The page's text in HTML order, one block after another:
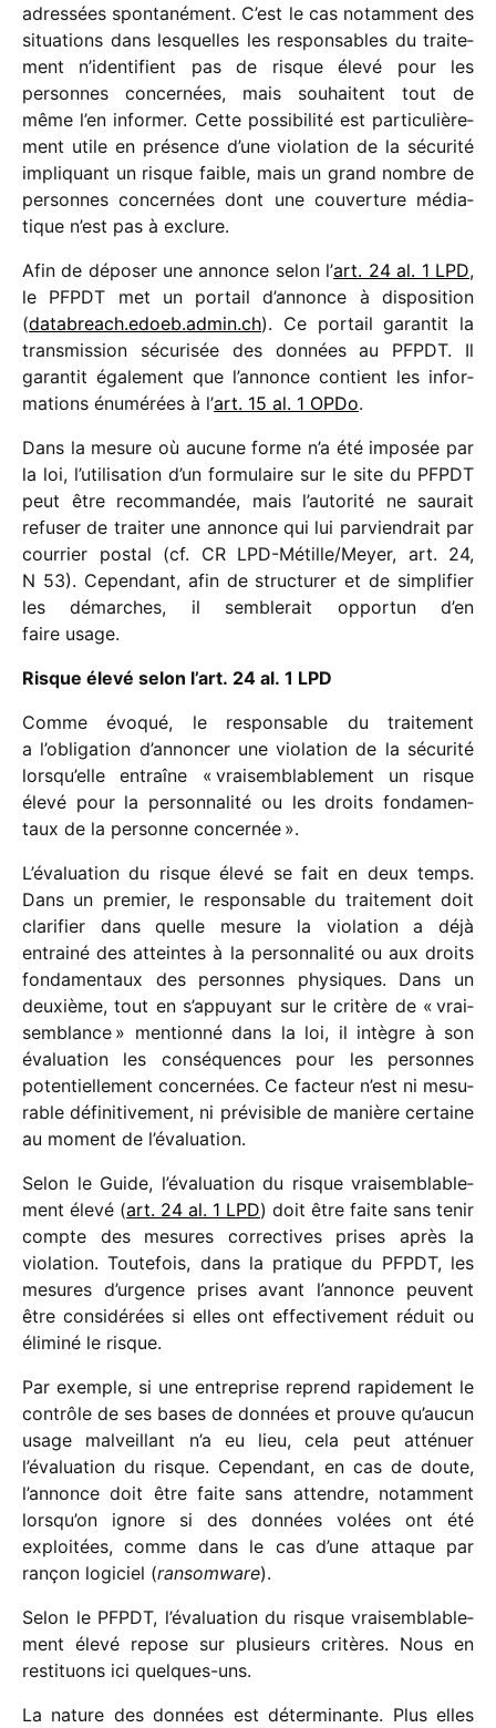
adres­sées spon­ta­né­ment. C’est le cas notam­ment des
situa­tions dans lesquelles les respon­sables du trai­te­
ment n’identifient pas de risque élevé pour les
personnes concer­nées, mais souhaitent tout de
même l’en infor­mer. Cette possi­bi­lité est parti­cu­liè­re­
ment utile en présence d’une viola­tion de la sécu­rité
impli­quant un risque faible, mais un grand nombre de
personnes concer­nées dont une couver­ture média­
tique n’est pas à exclure.
Afin de dépo­ser une annonce selon l’art. 24 al. 1 LPD,
le PFPDT met un portail d’annonce à dispo­si­tion
(data​breach​.edoeb​.admin​.ch). Ce portail garan­tit la
trans­mis­sion sécu­ri­sée des données au PFPDT. Il
garan­tit égale­ment que l’annonce contient les infor­
ma­tions énumé­rées à l’art. 15 al. 1 OPDo.
Dans la mesure où aucune forme n’a été impo­sée par
la loi, l’utilisation d’un formu­laire sur le site du PFPDT
peut être recom­man­dée, mais l’autorité ne saurait
refu­ser de trai­ter une annonce qui lui parvien­drait par
cour­rier postal (cf. CR LPD-Métille/Meyer, art. 24,
N 53). Cependant, afin de struc­tu­rer et de simpli­fier
les démarches, il semble­rait oppor­tun d’en
faire usage.
Risque élevé selon l’art. 24 al. 1 LPD
Comme évoqué, le respon­sable du trai­te­ment
a l’obligation d’annoncer une viola­tion de la sécu­rité
lorsqu’elle entraîne « vrai­sem­bla­ble­ment un risque
élevé pour la person­na­lité ou les droits fonda­men­
taux de la personne concernée ».
L’évaluation du risque élevé se fait en deux temps.
Dans un premier, le respon­sable du trai­te­ment doit
clari­fier dans quelle mesure la viola­tion a déjà
entrainé des atteintes à la person­na­lité ou aux droits
fonda­men­taux des personnes physiques. Dans un
deuxième, tout en s’appuyant sur le critère de « vrai­
sem­blance » mentionné dans la loi, il intègre à son
évalua­tion les consé­quences pour les personnes
poten­tiel­le­ment concer­nées. Ce facteur n’est ni mesu­
rable défi­ni­ti­ve­ment, ni prévi­sible de manière certaine
au moment de l’évaluation.
Selon le Guide, l’évaluation du risque vrai­sem­bla­ble­
ment élevé (art. 24 al. 1 LPD) doit être faite sans tenir
compte des mesures correc­tives prises après la
viola­tion. Toutefois, dans la pratique du PFPDT, les
mesures d’urgence prises avant l’annonce peuvent
être consi­dé­rées si elles ont effec­ti­ve­ment réduit ou
éliminé le risque.
Par exemple, si une entre­prise reprend rapi­de­ment le
contrôle de ses bases de données et prouve qu’aucun
usage malveillant n’a eu lieu, cela peut atté­nuer
l’évaluation du risque. Cependant, en cas de doute,
l’annonce doit être faite sans attendre, notam­ment
lorsqu’on ignore si des données volées ont été
exploi­tées, comme dans le cas d’une attaque par
rançon logi­ciel (ransom­ware).
Selon le PFPDT, l’évaluation du risque vrai­sem­bla­ble­
ment élevé repose sur plusieurs critères. Nous en
resti­tuons ici quelques-uns.
La nature des données est déter­mi­nante. Plus elles